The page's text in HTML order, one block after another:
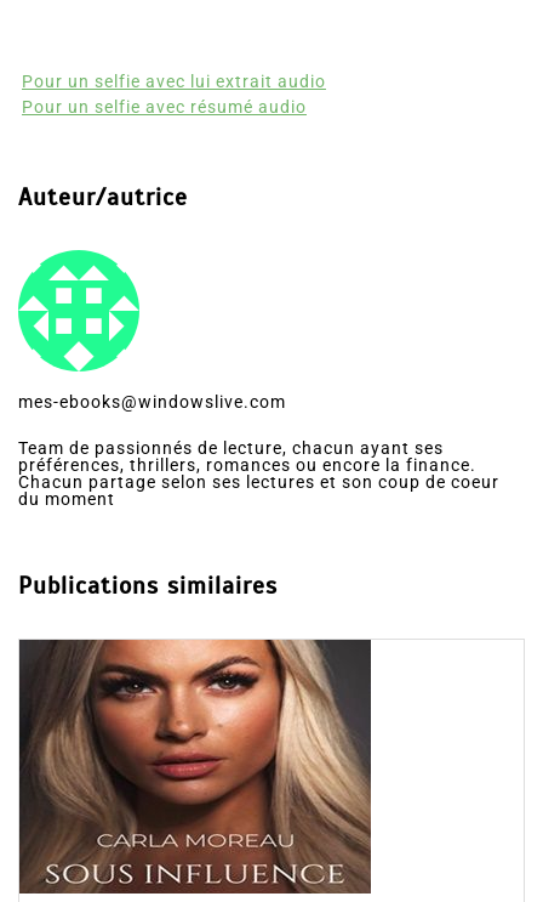
Pour un selfie avec lui extrait audio
Pour un selfie avec résumé audio
Auteur/autrice
mes-ebooks@windowslive.com
Team de passionnés de lecture, chacun ayant ses
préférences, thrillers, romances ou encore la finance.
Chacun partage selon ses lectures et son coup de coeur
du moment
Publications similaires